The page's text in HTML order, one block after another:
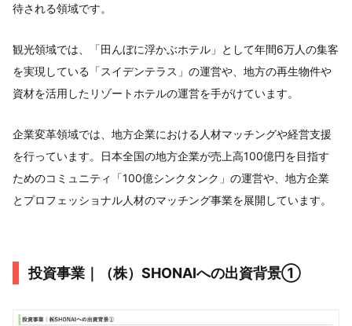
待される領域です。
観光領域では、「田んぼに浮かぶホテル」として年間6万人の集客
を実現している「スイデンテラス」の運営や、地方の再生物件や
資材を活用したリゾートホテルの運営を手がけています。
企業変革領域では、地方企業における人材マッチングや経営支援
を行っています。日本全国の地方企業が売上高100億円を目指す
ためのコミュニティ「100億シンクタンク」の運営や、地方企業
とプロフェッショナル人材のマッチング事業を展開しています。
投資事業｜（株）SHONAIへの出資背景①